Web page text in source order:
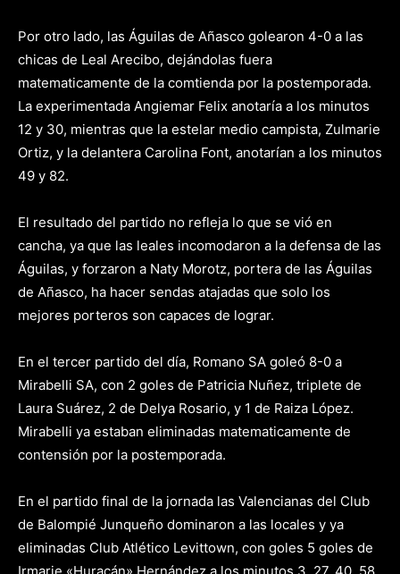
Por otro lado, las Águilas de Añasco golearon 4-0 a las
chicas de Leal Arecibo, dejándolas fuera
matematicamente de la comtienda por la postemporada.
La experimentada Angiemar Felix anotaría a los minutos
12 y 30, mientras que la estelar medio campista, Zulmarie
Ortiz, y la delantera Carolina Font, anotarían a los minutos
49 y 82.
El resultado del partido no refleja lo que se vió en
cancha, ya que las leales incomodaron a la defensa de las
Águilas, y forzaron a Naty Morotz, portera de las Águilas
de Añasco, ha hacer sendas atajadas que solo los
mejores porteros son capaces de lograr.
En el tercer partido del día, Romano SA goleó 8-0 a
Mirabelli SA, con 2 goles de Patricia Nuñez, triplete de
Laura Suárez, 2 de Delya Rosario, y 1 de Raiza López.
Mirabelli ya estaban eliminadas matematicamente de
contensión por la postemporada.
En el partido final de la jornada las Valencianas del Club
de Balompié Junqueño dominaron a las locales y ya
eliminadas Club Atlético Levittown, con goles 5 goles de